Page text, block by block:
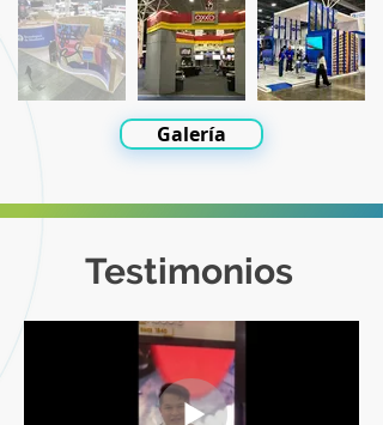
Galería
Testimonios